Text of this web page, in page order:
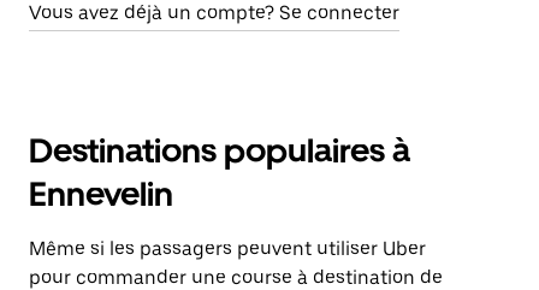
Vous avez déjà un compte? Se connecter
Destinations populaires à
Ennevelin
Même si les passagers peuvent utiliser Uber
pour commander une course à destination de